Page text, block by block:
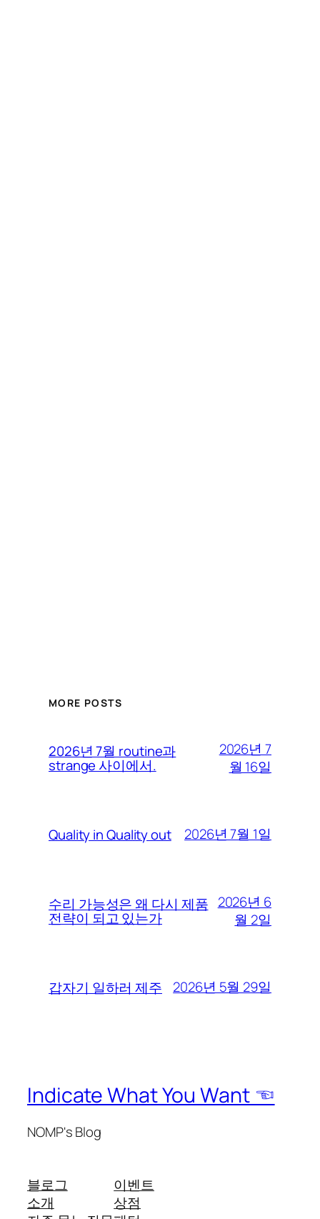
MORE POSTS
2026년 7월 routine과
strange 사이에서.
2026년 7
월 16일
Quality in Quality out 2026년 7월 1일
수리 가능성은 왜 다시 제품
전략이 되고 있는가
2026년 6
월 2일
갑자기 일하러 제주 2026년 5월 29일
Indicate What You Want ☜
NOMP's Blog
블로그
소개
이벤트
상점